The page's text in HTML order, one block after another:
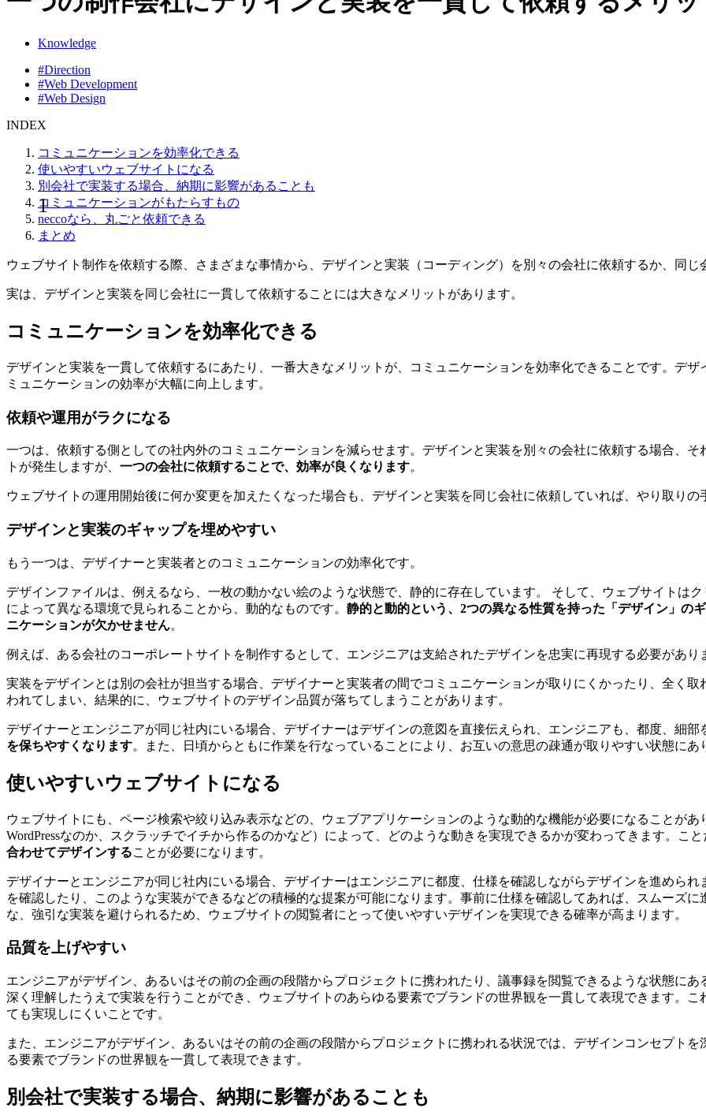
Knowledge
#Direction
#Web Development
#Web Design
INDEX
コミュニケーションを効率化できる
使いやすいウェブサイトになる
別会社で実装する場合、納期に影響があることも
コミュニケーションがもたらすもの
neccoなら、丸ごと依頼できる
まとめ
ウェブサイト制作を依頼する際、さまざまな事情から、デザインと実装（コーディング）を別々の会社に依頼するか、同
実は、デザインと実装を同じ会社に一貫して依頼することには大きなメリットがあります。
コミュニケーションを効率化できる
デザインと実装を一貫して依頼するにあたり、一番大きなメリットが、コミュニケーションを効率化できることです。デ
ミュニケーションの効率が大幅に向上します。
依頼や運用がラクになる
一つは、依頼する側としての社内外のコミュニケーションを減らせます。デザインと実装を別々の会社に依頼する場合、
トが発生しますが、 一つの会社に依頼することで、効率が良くなります。
ウェブサイトの運用開始後に何か変更を加えたくなった場合も、デザインと実装を同じ会社に依頼していれば、やり取りの
デザインと実装のギャップを埋めやすい
もう一つは、デザイナーと実装者とのコミュニケーションの効率化です。
デザインファイルは、例えるなら、一枚の動かない絵のような状態で、静的に存在しています。 そして、ウェブサイトは
によって異なる環境で見られることから、動的なものです。 静的と動的という、2つの異なる性質を持った「デザイン」の
ニケーションが欠かせません。
例えば、ある会社のコーポレートサイトを制作するとして、エンジニアは支給されたデザインを忠実に再現する必要があり
実装をデザインとは別の会社が担当する場合、デザイナーと実装者の間でコミュニケーションが取りにくかったり、全く
われてしまい、結果的に、ウェブサイトのデザイン品質が落ちてしまうことがあります。
デザイナーとエンジニアが同じ社内にいる場合、デザイナーはデザインの意図を直接伝えられ、エンジニアも、都度、細
を保ちやすくなります。また、日頃からともに作業を行なっていることにより、お互いの意思の疎通が取りやすい状態にあ
使いやすいウェブサイトになる
ウェブサイトにも、ページ検索や絞り込み表示などの、ウェブアプリケーションのような動的な機能が必要になることが
WordPressなのか、スクラッチでイチから作るのかなど）によって、どのような動きを実現できるかが変わってきます。こ
合わせてデザインすることが必要になります。
デザイナーとエンジニアが同じ社内にいる場合、デザイナーはエンジニアに都度、仕様を確認しながらデザインを進めら
を確認したり、このような実装ができるなどの積極的な提案が可能になります。事前に仕様を確認してあれば、スムーズ
な、強引な実装を避けられるため、ウェブサイトの閲覧者にとって使いやすいデザインを実現できる確率が高まります。
品質を上げやすい
エンジニアがデザイン、あるいはその前の企画の段階からプロジェクトに携われたり、議事録を閲覧できるような状態に
深く理解したうえで実装を行うことができ、ウェブサイトのあらゆる要素でブランドの世界観を一貫して表現できます。
ても実現しにくいことです。
また、エンジニアがデザイン、あるいはその前の企画の段階からプロジェクトに携われる状況では、デザインコンセプト
る要素でブランドの世界観を一貫して表現できます。
別会社で実装する場合、納期に影響があることも